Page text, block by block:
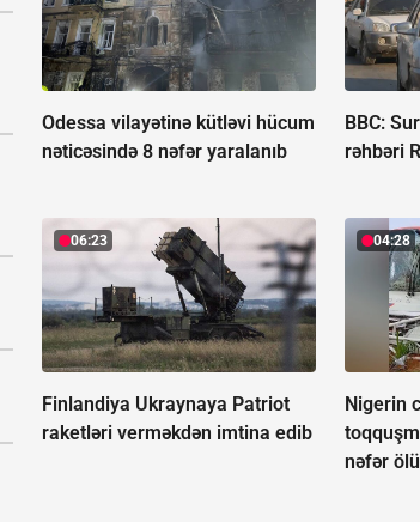
Odessa vilayətinə kütləvi hücum
nəticəsində 8 nəfər yaralanıb
BBC:
rəhbəri
06:23
Finlandiya Ukraynaya Patriot
raketləri verməkdən imtina edib
04:28
Nigerin
nəfər